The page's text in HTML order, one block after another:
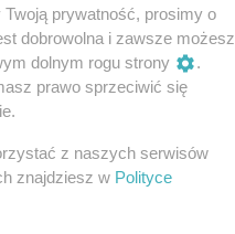
prywatność, prosimy o
dobrowolna i zawsze możesz
dolnym rogu strony
.
prawo sprzeciwić się
z naszych serwisów
znajdziesz w Polityce